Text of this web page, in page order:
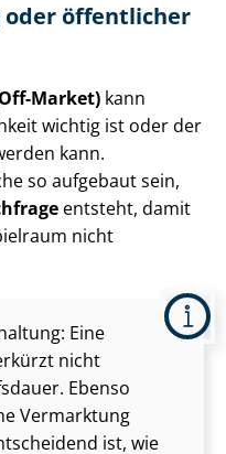
öffentlicher
Market) kann
wichtig ist oder der
kann.
so aufgebaut sein,
entsteht, damit
nicht
Eine
nicht
Ebenso
Vermarktung
ist, wie